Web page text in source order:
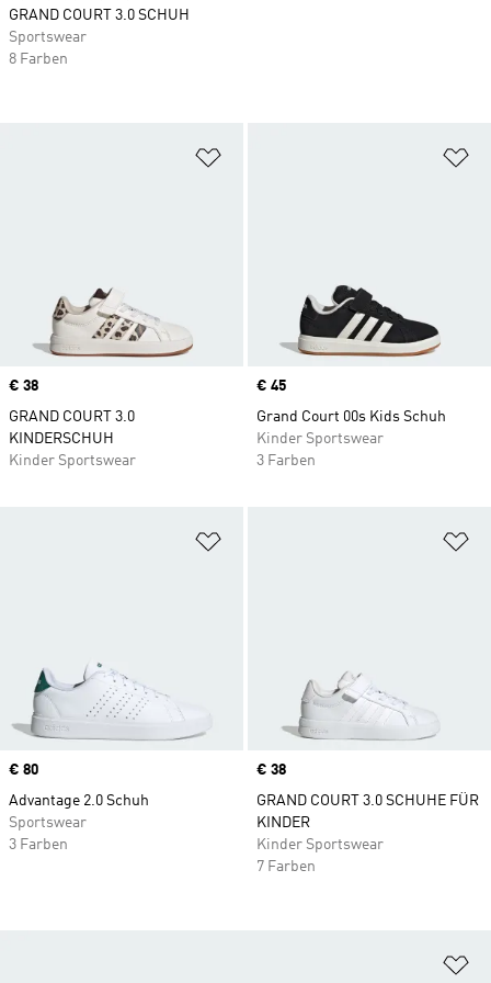
Price
€ 38
GRAND COURT 3.0
KINDERSCHUH
Kinder Sportswear
Price
€ 45
Grand Court 00s Kids Schuh
Kinder Sportswear
3 Farben
Price
€ 80
Advantage 2.0 Schuh
Sportswear
3 Farben
Price
€ 38
GRAND COURT 3.0 SCHUHE FÜR
KINDER
Kinder Sportswear
7 Farben
GRAND COURT 3.0 SCHUH
Sportswear
8 Farben